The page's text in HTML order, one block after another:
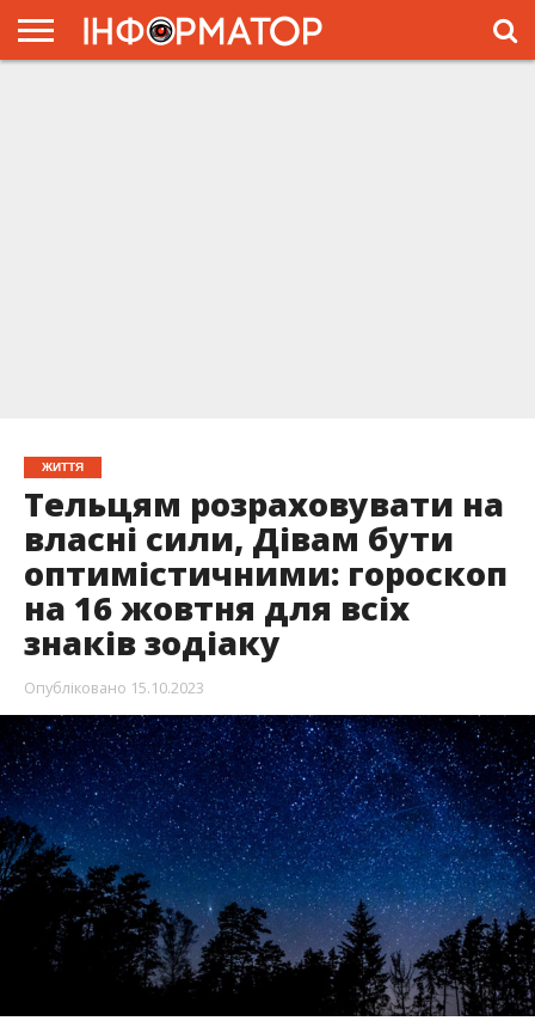
ЖИТТЯ
Тельцям розраховувати на
власні сили, Дівам бути
оптимістичними: гороскоп
на 16 жовтня для всіх
знаків зодіаку
Опубліковано 15.10.2023